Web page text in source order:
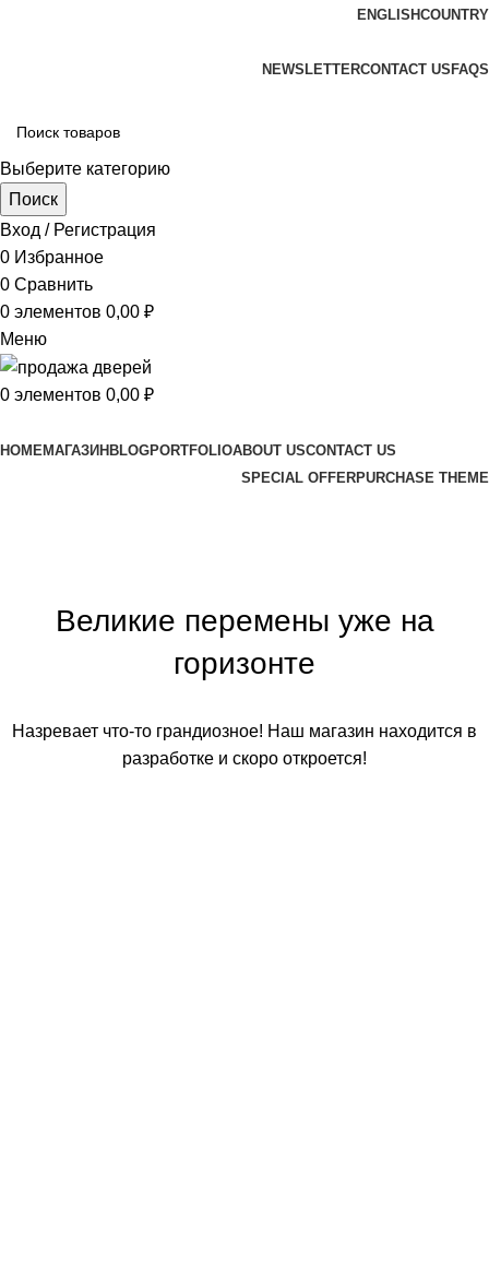
ENGLISHCOUNTRY
NEWSLETTERCONTACT US FAQS
Выберите категорию
Поиск
Вход / Регистрация
0 Избранное
0 Сравнить
0 элементов 0,00 ₽
Меню
0 элементов 0,00 ₽
HOMEМАГАЗИН BLOGPORTFOLIOABOUT USCONTACT US
SPECIAL OFFERPURCHASE THEME
Великие перемены уже на
горизонте
Назревает что-то грандиозное! Наш магазин находится в
разработке и скоро откроется!